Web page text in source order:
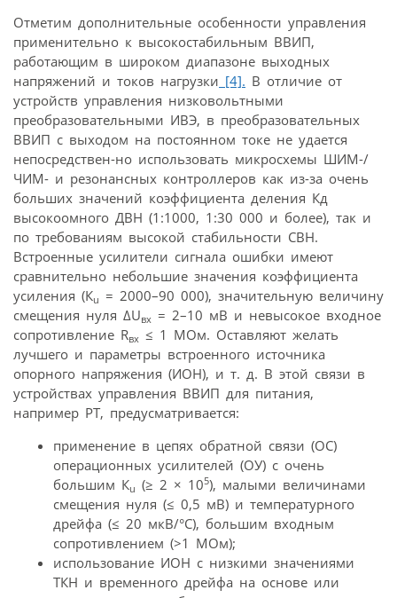
Отметим дополнительные особенности управления
применительно к высокостабильным ВВИП,
работающим в широком диапазоне выходных
напряжений и токов нагрузки [4]. В отличие от
устройств управления низковольтными
преобразовательными ИВЭ, в преобразовательных
ВВИП с выходом на постоянном токе не удается
непосредствен-но использовать микросхемы ШИМ-/
ЧИМ- и резонансных контроллеров как из-за очень
больших значений коэффициента деления Кд
высокоомного ДВН (1:1000, 1:30 000 и более), так и
по требованиям высокой стабильности СВН.
Встроенные усилители сигнала ошибки имеют
сравнительно небольшие значения коэффициента
усиления (Кu = 2000–90 000), значительную величину
смещения нуля ΔUвх = 2–10 мВ и невысокое входное
сопротивление Rвх ≤ 1 МОм. Оставляют желать
лучшего и параметры встроенного источника
опорного напряжения (ИОН), и т. д. В этой связи в
устройствах управления ВВИП для питания,
например РТ, предусматривается:
применение в цепях обратной связи (ОС)
операционных усилителей (ОУ) с очень
большим Кu (≥ 2 × 105), малыми величинами
смещения нуля (≤ 0,5 мВ) и температурного
дрейфа (≤ 20 мкВ/°С), большим входным
сопротивлением (>1 МОм);
использование ИОН с низкими значениями
ТКН и временного дрейфа на основе или